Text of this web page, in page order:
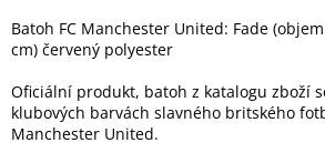
Batoh FC Manchester United: Fade
cm) červený polyester
Oficiální produkt, batoh z katalogu zboží
klubových barvách slavného britského
Manchester United.